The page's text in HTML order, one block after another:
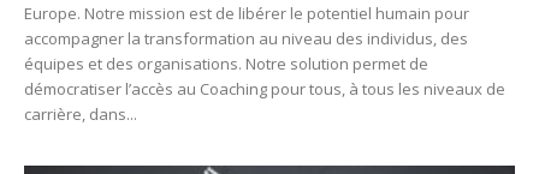
Europe. Notre mission est de libérer le potentiel humain pour
accompagner la transformation au niveau des individus, des
équipes et des organisations. Notre solution permet de
démocratiser l’accès au Coaching pour tous, à tous les niveaux de
carrière, dans...